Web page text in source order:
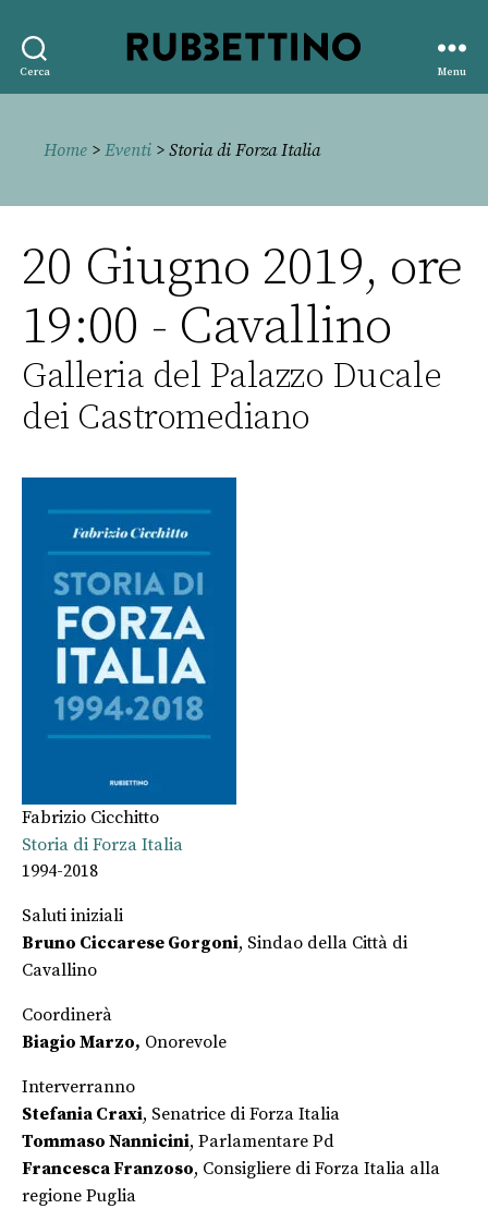
Cerca
editore
Menu
Home > Eventi > Storia di Forza Italia
20 Giugno 2019, ore
19:00 - Cavallino
Galleria del Palazzo Ducale
dei Castromediano
Fabrizio Cicchitto
Storia di Forza Italia
1994-2018
Saluti iniziali
Bruno Ciccarese Gorgoni, Sindao della Città di
Cavallino
Coordinerà
Biagio Marzo, Onorevole
Interverranno
Stefania Craxi, Senatrice di Forza Italia
Tommaso Nannicini, Parlamentare Pd
Francesca Franzoso, Consigliere di Forza Italia alla
regione Puglia